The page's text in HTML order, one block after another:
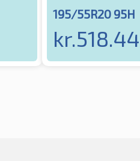
195/55R20 95H
kr.518.44